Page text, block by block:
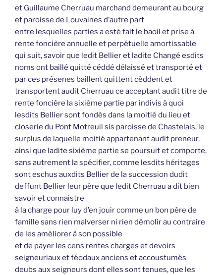
et Guillaume Cherruau marchand demeurant au bourg
et paroisse de Louvaines d’autre part
entre lesquelles parties a esté fait le baoil et prise à
rente foncière annuelle et perpétuelle amortissable
qui suit, savoir que ledit Bellier et ladite Changé esdits
noms ont baillé quitté céddé délaissé et transporté et
par ces présenes baillent quittent cèddent et
transportent audit Cherruau ce acceptant audit titre de
rente foncière la sixième partie par indivis à quoi
lesdits Bellier sont fondés dans la moitié du lieu et
closerie du Pont Motreuil sis paroisse de Chastelais, le
surplus de laquelle moitié appartenant audit preneur,
ainsi que ladite sixième partie se poursuit et comporte,
sans autrement la spécifier, comme lesdits héritages
sont eschus auxdits Bellier de la succession dudit
deffunt Bellier leur père que ledit Cherruau a dit bien
savoir et connaistre
à la charge pour luy d’en jouir comme un bon père de
famille sans rien malverser ni rien démolir au contraire
de les améliorer à son possible
et de payer les cens rentes charges et devoirs
seigneuriaux et féodaux anciens et accoustumés
deubs aux seigneurs dont elles sont tenues, que les